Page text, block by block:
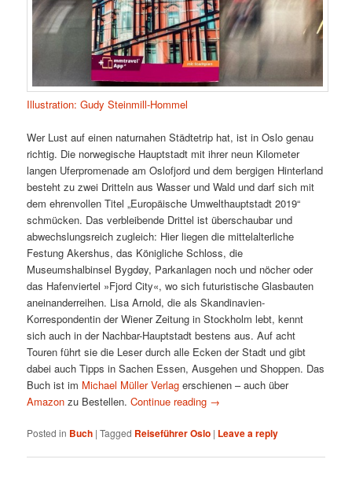
Illustration: Gudy Steinmill-Hommel
Wer Lust auf einen naturnahen Städtetrip hat, ist in Oslo genau
richtig. Die norwegische Hauptstadt mit ihrer neun Kilometer
langen Uferpromenade am Oslofjord und dem bergigen Hinterland
besteht zu zwei Dritteln aus Wasser und Wald und darf sich mit
dem ehrenvollen Titel „Europäische Umwelthauptstadt 2019“
schmücken. Das verbleibende Drittel ist überschaubar und
abwechslungsreich zugleich: Hier liegen die mittelalterliche
Festung Akershus, das Königliche Schloss, die
Museumshalbinsel Bygdøy, Parkanlagen noch und nöcher oder
das Hafenviertel »Fjord City«, wo sich futuristische Glasbauten
aneinanderreihen. Lisa Arnold, die als Skandinavien-
Korrespondentin der Wiener Zeitung in Stockholm lebt, kennt
sich auch in der Nachbar-Hauptstadt bestens aus. Auf acht
Touren führt sie die Leser durch alle Ecken der Stadt und gibt
dabei auch Tipps in Sachen Essen, Ausgehen und Shoppen. Das
Buch ist im Michael Müller Verlag erschienen – auch über
Amazon zu Bestellen.Continue reading →
Posted in Buch |Tagged Reiseführer Oslo | Leave a reply